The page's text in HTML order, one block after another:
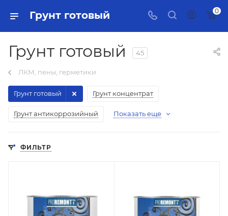
Грунт готовый 0
Грунт готовый 45
ЛКМ, пены, герметики
Грунт готовый Грунт концентрат
Грунт антикоррозийный Показать еще
ФИЛЬТР